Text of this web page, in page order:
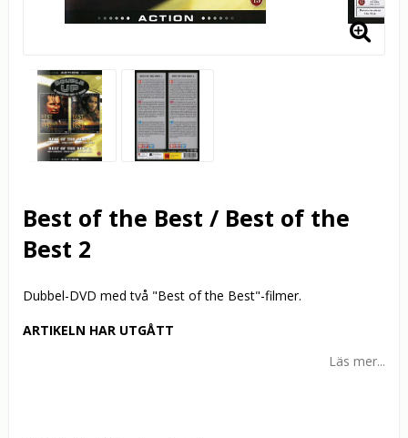
Best of the Best / Best of the
Best 2
Dubbel-DVD med två "Best of the Best"-filmer.
ARTIKELN HAR UTGÅTT
Läs mer...